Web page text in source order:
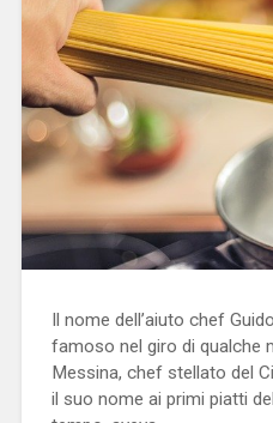
Il nome dell’aiuto chef
famoso nel giro di qualche
Messina, chef stellato del
il suo nome ai primi piatti